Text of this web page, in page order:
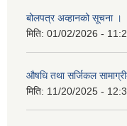
बोलपत्र अव्हानको सूचना ।
मिति: 01/02/2026 -
औषधि तथा सर्जिकल
मिति: 11/20/2025 -